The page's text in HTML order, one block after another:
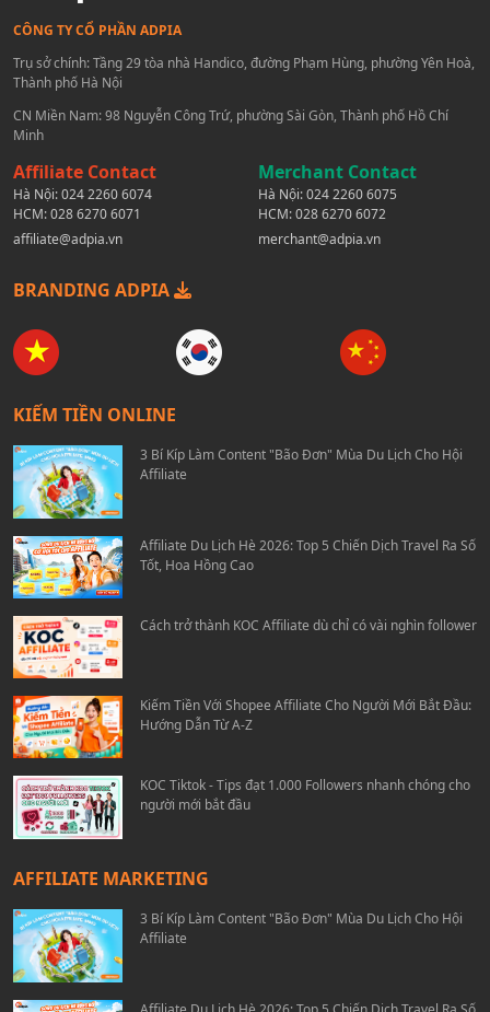
CÔNG TY CỔ PHẦN ADPIA
Trụ sở chính: Tầng 29 tòa nhà Handico, đường Phạm Hùng, phường Yên Hoà,
Thành phố Hà Nội
CN Miền Nam: 98 Nguyễn Công Trứ, phường Sài Gòn, Thành phố Hồ Chí
Minh
Affiliate Contact
Hà Nội:024 2260 6074
HCM:028 6270 6071
affiliate@adpia.vn
Merchant Contact
Hà Nội:024 2260 6075
HCM:028 6270 6072
merchant@adpia.vn
BRANDING ADPIA
KIẾM TIỀN ONLINE
3 Bí Kíp Làm Content "Bão Đơn" Mùa Du Lịch Cho Hội
Affiliate
Affiliate Du Lịch Hè 2026: Top 5 Chiến Dịch Travel Ra Số
Tốt, Hoa Hồng Cao
Cách trở thành KOC Affiliate dù chỉ có vài nghìn follower
Kiếm Tiền Với Shopee Affiliate Cho Người Mới Bắt Đầu:
Hướng Dẫn Từ A-Z
KOC Tiktok - Tips đạt 1.000 Followers nhanh chóng cho
người mới bắt đầu
AFFILIATE MARKETING
3 Bí Kíp Làm Content "Bão Đơn" Mùa Du Lịch Cho Hội
Affiliate